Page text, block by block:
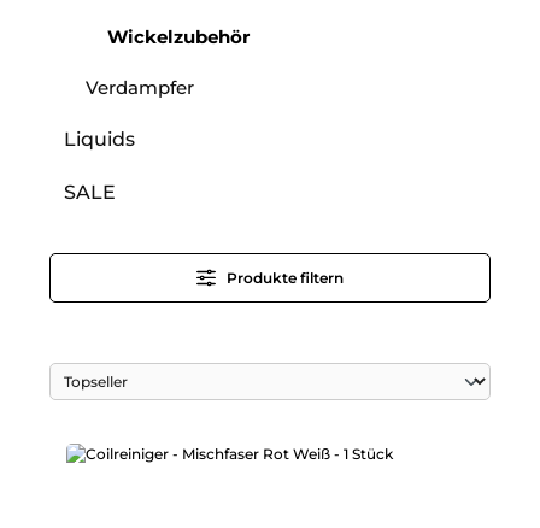
Wickelzubehör
Verdampfer
Liquids
SALE
Produkte filtern